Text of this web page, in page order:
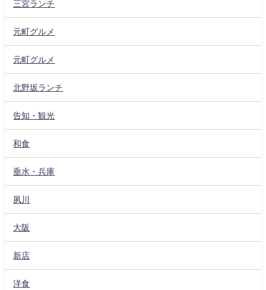
三宮ランチ
元町グルメ
元町グルメ
北野坂ランチ
告知・観光
和食
垂水・兵庫
夙川
大阪
新店
洋食